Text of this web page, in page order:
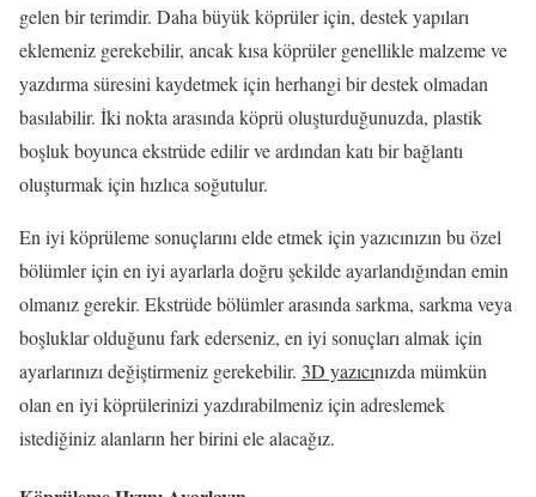
gelen bir terimdir. Daha büyük köprüler için, destek yapıları
eklemeniz gerekebilir, ancak kısa köprüler genellikle malzeme ve
yazdırma süresini kaydetmek için herhangi bir destek olmadan
basılabilir. İki nokta arasında köprü oluşturduğunuzda, plastik
boşluk boyunca ekstrüde edilir ve ardından katı bir bağlantı
oluşturmak için hızlıca soğutulur.
En iyi köprüleme sonuçlarını elde etmek için yazıcınızın bu özel
bölümler için en iyi ayarlarla doğru şekilde ayarlandığından emin
olmanız gerekir. Ekstrüde bölümler arasında sarkma, sarkma veya
boşluklar olduğunu fark ederseniz, en iyi sonuçları almak için
ayarlarınızı değiştirmeniz gerekebilir. 3D yazıcınızda mümkün
olan en iyi köprülerinizi yazdırabilmeniz için adreslemek
istediğiniz alanların her birini ele alacağız.